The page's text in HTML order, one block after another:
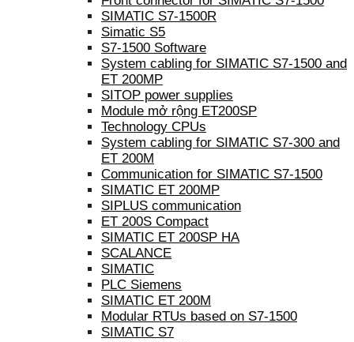
SIMATIC S7-1500R
Simatic S5
S7-1500 Software
System cabling for SIMATIC S7-1500 and
ET 200MP
SITOP power supplies
Module mở rộng ET200SP
Technology CPUs
System cabling for SIMATIC S7-300 and
ET 200M
Communication for SIMATIC S7-1500
SIMATIC ET 200MP
SIPLUS communication
ET 200S Compact
SIMATIC ET 200SP HA
SCALANCE
SIMATIC
PLC Siemens
SIMATIC ET 200M
Modular RTUs based on S7-1500
SIMATIC S7